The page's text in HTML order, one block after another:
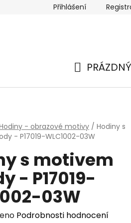
Přihlášení
- obrazové motivy / Hodiny s
- P17019-WLC1002-03W
s motivem
- P17019-
03W
Podrobnosti hodnocení